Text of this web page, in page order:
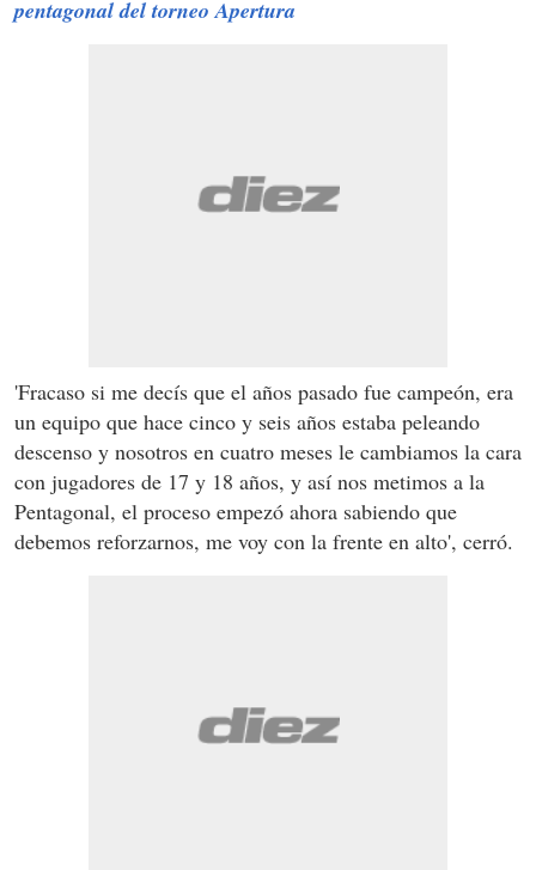
pentagonal del torneo Apertura
'Fracaso si me decís que el años pasado fue campeón, era
un equipo que hace cinco y seis años estaba peleando
descenso y nosotros en cuatro meses le cambiamos la cara
con jugadores de 17 y 18 años, y así nos metimos a la
Pentagonal, el proceso empezó ahora sabiendo que
debemos reforzarnos, me voy con la frente en alto', cerró.